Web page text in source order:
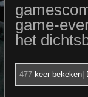
game-
het
477 keer bekeken|